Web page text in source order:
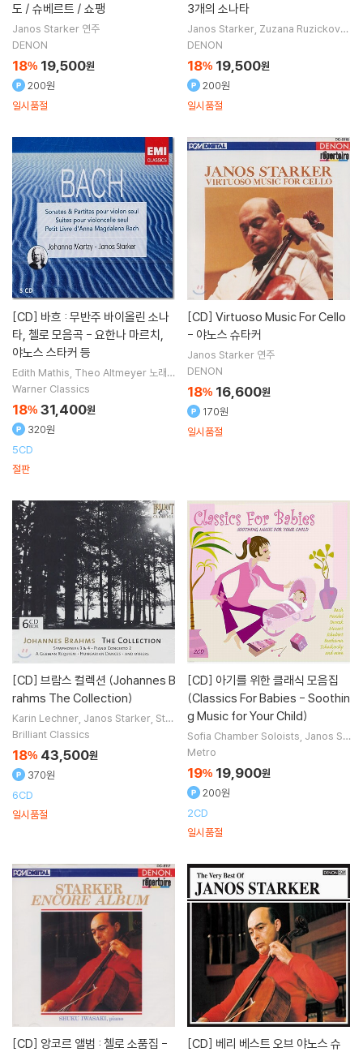
도 / 슈베르트 / 쇼팽
Janos Starker 연주
DENON
18% 19,500원
200원
일시품절
3개의 소나타
Janos Starker Zuzana Ruzickova
연주
DENON
18% 19,500원
200원
일시품절
[CD] 바흐 : 무반주 바이올린 소나
타, 첼로 모음곡 - 요한나 마르치,
야노스 스타커 등
Edith Mathis Theo Altmeyer 노래
Johanna Martzy
Warner Classics
18% 31,400원
320원
5CD
절판
[CD] Virtuoso Music For Cello
- 야노스 슈타커
Janos Starker 연주
DENON
18% 16,600원
170원
일시품절
[CD] 브람스 컬렉션 (Johannes B
rahms The Collection)
Karin Lechner Janos Starker Sta
atskapelle Berlin
Brilliant Classics
18% 43,500원
370원
6CD
일시품절
[CD] 아기를 위한 클래식 모음집
(Classics For Babies - Soothin
g Music for Your Child)
Sofia Chamber Soloists Janos St
arker
Metro
19% 19,900원
200원
2CD
일시품절
[CD] 앙코르 앨범 : 첼로 소품집 -
[CD] 베리 베스트 오브 야노스 슈